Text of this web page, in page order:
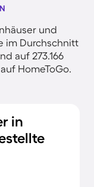
und
im Durchschnitt
auf 273.166
HomeToGo.
in